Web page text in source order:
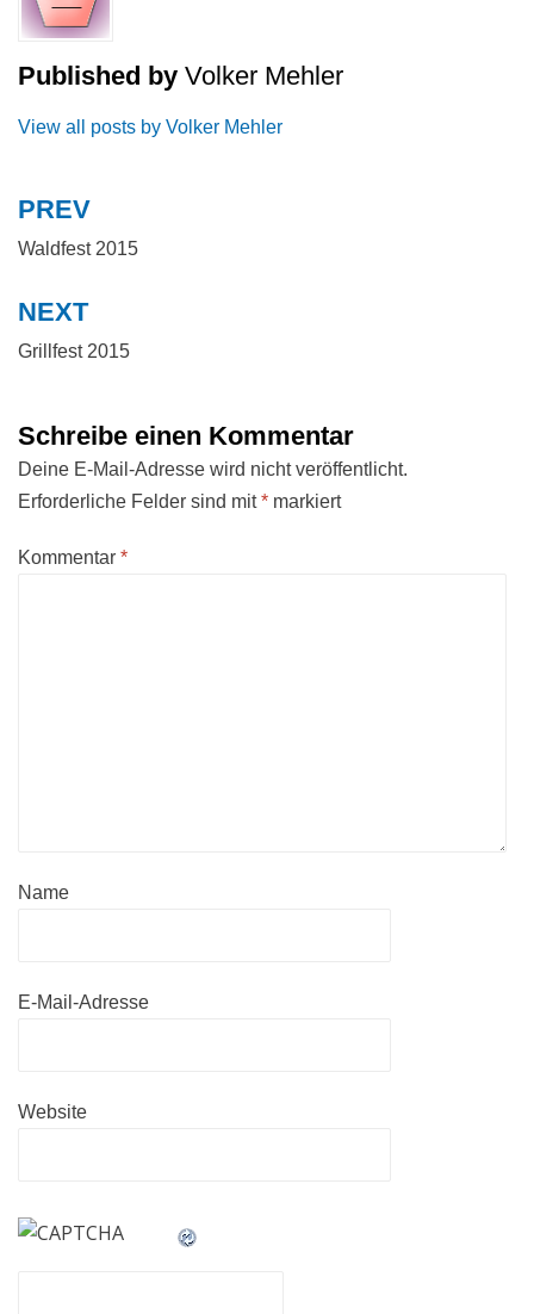
Published by Volker Mehler
View all posts by Volker Mehler
Beitragsnavigation
PREV
Waldfest 2015
NEXT
Grillfest 2015
Schreibe einen Kommentar
Deine E-Mail-Adresse wird nicht veröffentlicht.
Erforderliche Felder sind mit* markiert
Kommentar *
Name
E-Mail-Adresse
Website